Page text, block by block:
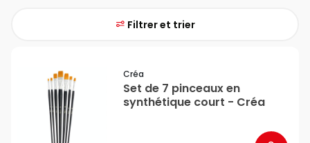
Filtrer et trier
Créa
Set de 7 pinceaux en
synthétique court - Créa